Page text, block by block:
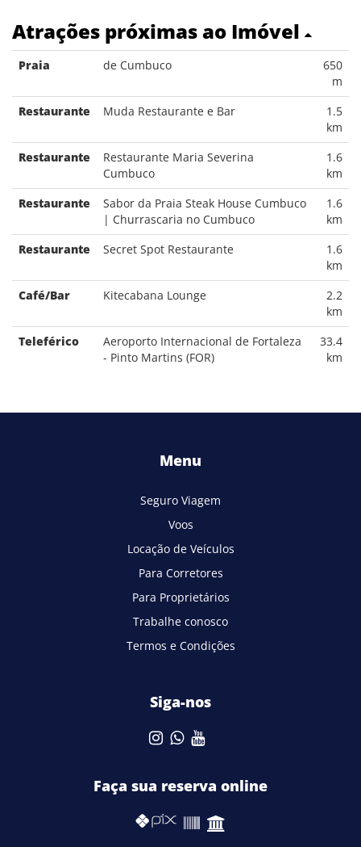
Atrações próximas ao Imóvel
Praia de Cumbuco
650
m
Restaurante
Muda Restaurante e Bar
1.5
km
Restaurante
Restaurante Maria Severina
Cumbuco
1.6
km
Restaurante
Sabor da Praia Steak House Cumbuco
| Churrascaria no Cumbuco
1.6
km
Restaurante
Secret Spot Restaurante
1.6
km
Café/Bar
Kitecabana Lounge
2.2
km
Teleférico
Aeroporto Internacional de Fortaleza
- Pinto Martins (FOR)
33.4
km
Menu
Seguro Viagem
Voos
Locação de Veículos
Para Corretores
Para Proprietários
Trabalhe conosco
Termos e Condições
Siga-nos
Faça sua reserva online